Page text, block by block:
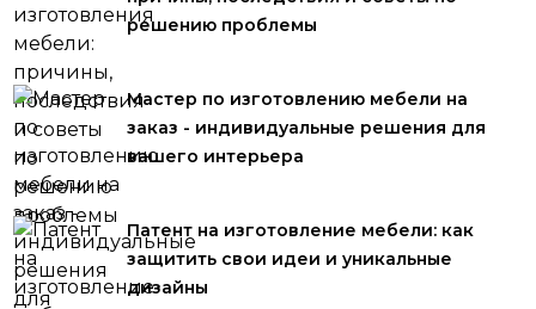
решению проблемы
Мастер по изготовлению мебели на
заказ - индивидуальные решения для
вашего интерьера
Патент на изготовление мебели: как
защитить свои идеи и уникальные
дизайны